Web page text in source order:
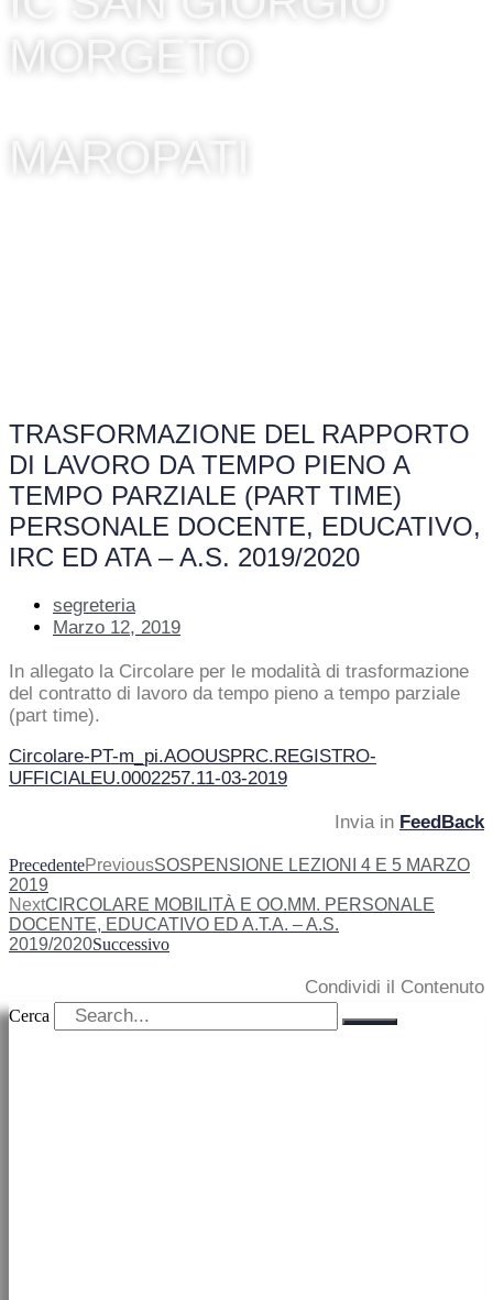
MORGETO
MAROPATI
TRASFORMAZIONE DEL RAPPORTO
DI LAVORO DA TEMPO PIENO A
TEMPO PARZIALE (PART TIME)
PERSONALE DOCENTE, EDUCATIVO,
IRC ED ATA – A.S. 2019/2020
segreteria
Marzo 12, 2019
In allegato la Circolare per le modalità di trasformazione
del contratto di lavoro da tempo pieno a tempo parziale
(part time).
Circolare-PT-m_pi.AOOUSPRC.REGISTRO-
UFFICIALEU.0002257.11-03-2019
Invia in FeedBack
PrecedentePreviousSOSPENSIONE LEZIONI 4 E 5 MARZO
2019
NextCIRCOLARE MOBILITÀ E OO.MM. PERSONALE
DOCENTE, EDUCATIVO ED A.T.A. – A.S.
2019/2020Successivo
Condividi il Contenuto
Cerca